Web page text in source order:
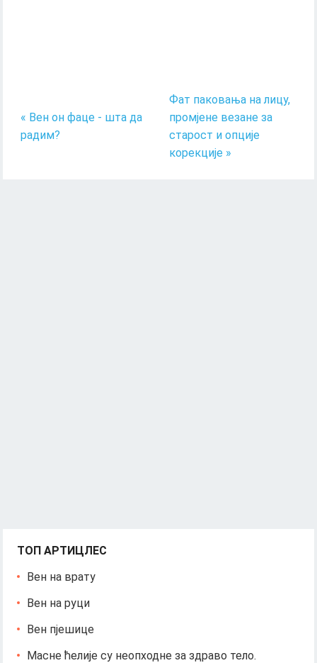
« Вен он фаце - шта да
радим?
Фат паковања на лицу,
промјене везане за
старост и опције
корекције »
ТОП АРТИЦЛЕС
Вен на врату
Вен на руци
Вен пјешице
Масне ћелије су неопходне за здраво тело.